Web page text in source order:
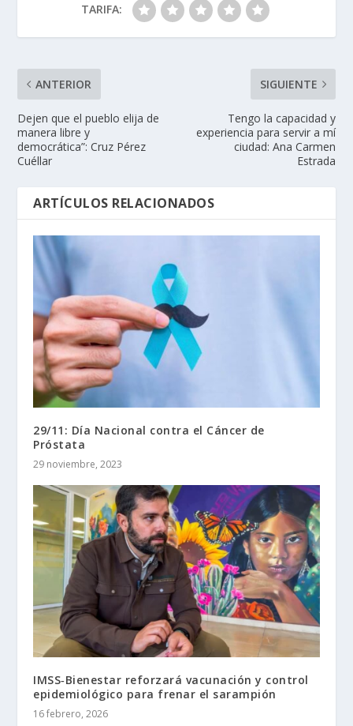
TARIFA:
ANTERIOR
Dejen que el pueblo elija de
manera libre y
democrática”: Cruz Pérez
Cuéllar
SIGUIENTE
Tengo la capacidad y
experiencia para servir a mí
ciudad: Ana Carmen
Estrada
ARTÍCULOS RELACIONADOS
29/11: Día Nacional contra el Cáncer de
Próstata
29 noviembre, 2023
IMSS‑Bienestar reforzará vacunación y control
epidemiológico para frenar el sarampión
16 febrero, 2026